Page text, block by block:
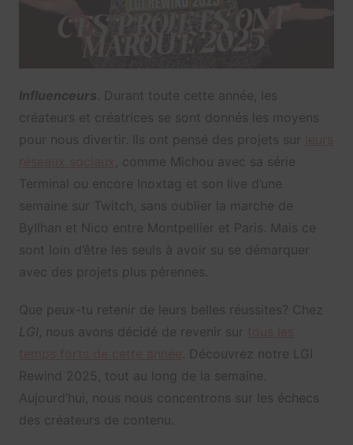
Influenceurs . Durant toute cette année, les
créateurs et créatrices se sont donnés les moyens
pour nous divertir. Ils ont pensé des projets sur
, comme Michou avec sa série
Terminal ou encore Inoxtag et son live d’une
semaine sur Twitch, sans oublier la marche de
ByIlhan et Nico entre Montpellier et Paris. Mais ce
sont loin d’être les seuls à avoir su se démarquer
avec des projets plus pérennes.
Que peux-tu retenir de leurs belles réussites? Chez
LGI, nous avons décidé de revenir sur
. Découvrez notre LGI
Rewind 2025, tout au long de la semaine.
Aujourd’hui, nous nous concentrons sur les échecs
des créateurs de contenu.